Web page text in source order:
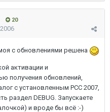
20
с обновлениями решена
активации и
получения обновлений,
с установленным PCC 2007,
раздел DEBUG. Запускаете
и вроде бы всё :-)